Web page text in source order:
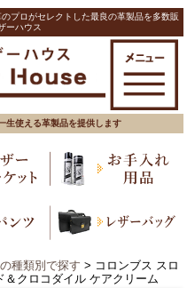
プロがセレクトした最良の革製品を多数販
ーハウス
生使える革製品を提供します
種類別で探す > コロンブス スロ
クロコダイル ケアクリーム